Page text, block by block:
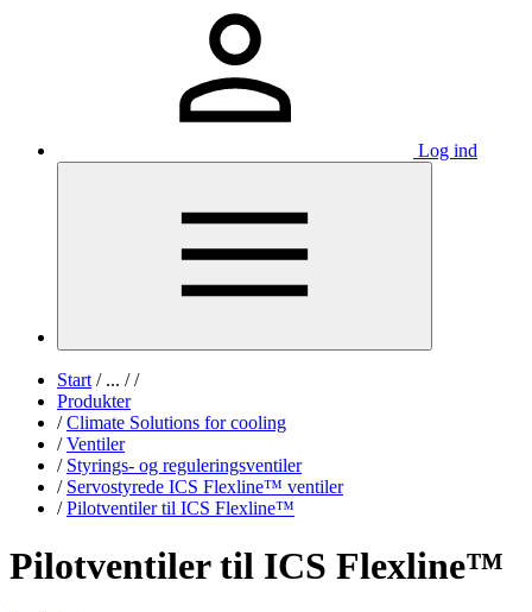
Log ind
Start /... / /
Produkter
/ Climate Solutions for cooling
/ Ventiler
/ Styrings- og reguleringsventiler
/ Servostyrede ICS Flexline™ ventiler
/ Pilotventiler til ICS Flexline™
Pilotventiler til ICS Flexline™